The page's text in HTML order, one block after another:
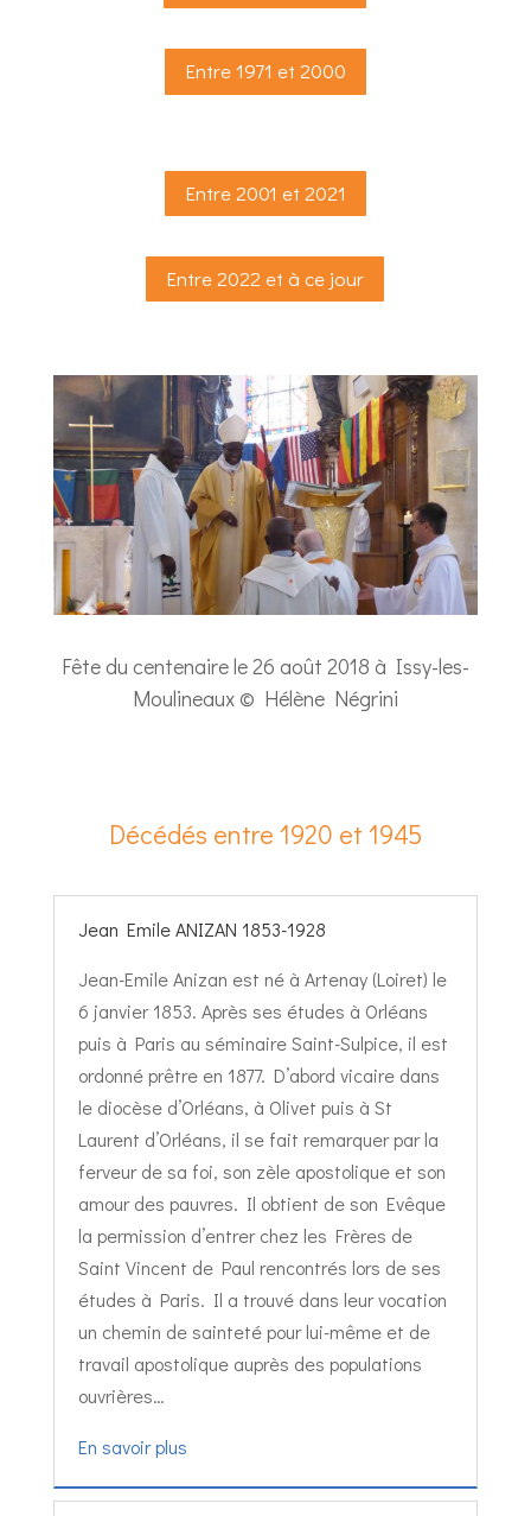
Entre 1971 et 2000
Entre 2001 et 2021
Entre 2022 et à ce jour
Fête du centenaire le 26 août 2018 à Issy-les-
Moulineaux © Hélène Négrini
Décédés entre 1920 et 1945
Jean Emile ANIZAN 1853-1928
Jean-Emile Anizan est né à Artenay (Loiret) le
6 janvier 1853. Après ses études à Orléans
puis à Paris au séminaire Saint-Sulpice, il est
ordonné prêtre en 1877. D’abord vicaire dans
le diocèse d’Orléans, à Olivet puis à St
Laurent d’Orléans, il se fait remarquer par la
ferveur de sa foi, son zèle apostolique et son
amour des pauvres. Il obtient de son Evêque
la permission d’entrer chez les Frères de
Saint Vincent de Paul rencontrés lors de ses
études à Paris. Il a trouvé dans leur vocation
un chemin de sainteté pour lui-même et de
travail apostolique auprès des populations
ouvrières…
En savoir plus